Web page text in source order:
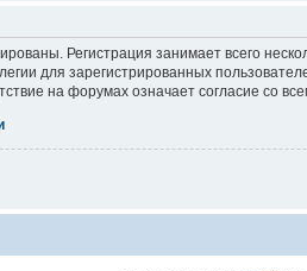
Регистрация занимает всего
для зарегистрированных
на форумах означает согласие со